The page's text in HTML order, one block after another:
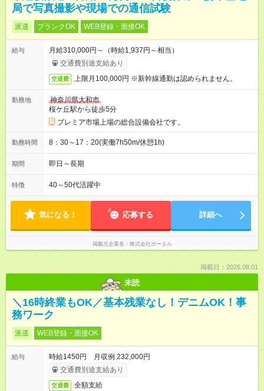
局で写真撮影や現場での通信試験
派遣 ブランクOK WEB登録・面接OK
給与
月給310,000円～（時給1,937円～相当）
交通費別途支給あり
交通費 上限月100,000円 ※新幹線通勤は認められません。
勤務地
神奈川県大和市
桜ケ丘駅から徒歩5分
プレミア市場上場の総合設備会社です。
勤務時間 8：30～17：20(実働7h50m/休憩1h)
期間 即日～長期
特徴 40～50代活躍中
気になる！ 応募する 詳細へ
掲載元企業名 株式会社ポータル
掲載日：2026.08.01
未読
＼16時終業もOK／基本残業なし！デニムOK！事
務ワーク
派遣 WEB登録・面接OK
給与
時給1450円 月収例 232,000円
交通費別途支給あり
交通費 全額支給